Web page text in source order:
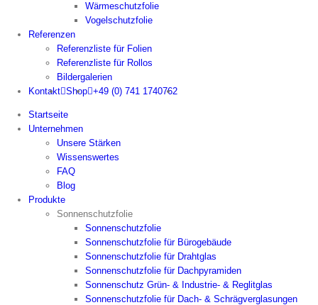
Wärmeschutzfolie
Vogelschutzfolie
Referenzen
Referenzliste für Folien
Referenzliste für Rollos
Bildergalerien
Kontakt Shop +49 (0) 741 1740762
Startseite
Unternehmen
Unsere Stärken
Wissenswertes
FAQ
Blog
Produkte
Sonnenschutzfolie
Sonnenschutzfolie
Sonnenschutzfolie für Bürogebäude
Sonnenschutzfolie für Drahtglas
Sonnenschutzfolie für Dachpyramiden
Sonnenschutz Grün- & Industrie- & Reglitglas
Sonnenschutzfolie für Dach- & Schrägverglasungen